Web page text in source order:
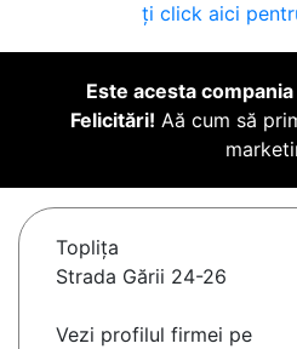
ți click aici
Este acesta
Felicitări! Aă cum să
Topliţa
Strada Gării 24-26
Vezi profilul firmei pe